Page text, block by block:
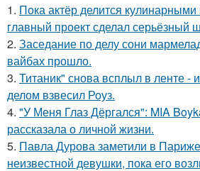
1. Пока актёр делится
главный проект сделал серьёзный
2. Заседание по делу сони
вайбах прошло.
3. Титаник" снова всплыл в ленте -
делом взвесил Роуз.
4. "У Меня Глаз Дёргался": MIA
рассказала о личной жизни.
5. Павла Дурова заметили в
неизвестной девушки, пока его